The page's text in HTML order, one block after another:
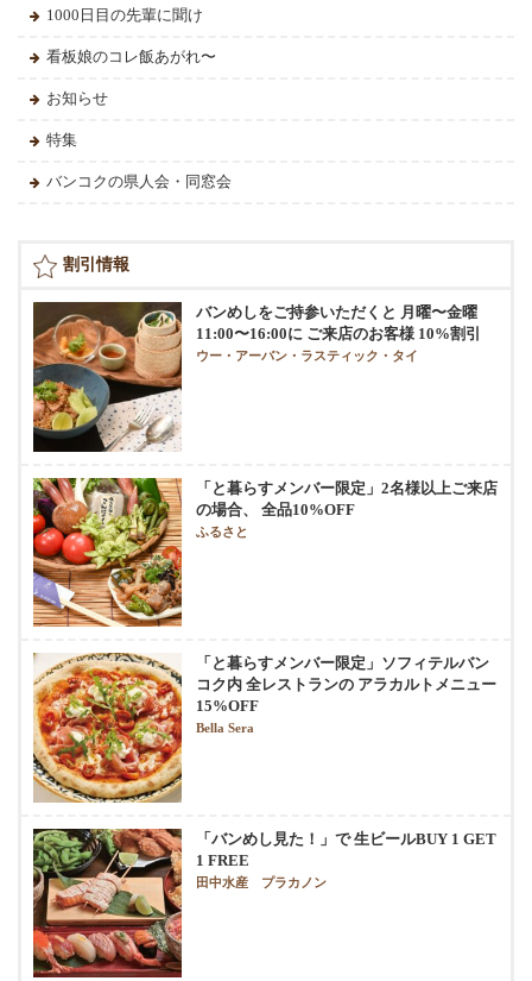
1000日目の先輩に聞け
看板娘のコレ飯あがれ〜
お知らせ
特集
バンコクの県人会・同窓会
割引情報
バンめしをご持参いただくと 月曜〜金曜
11:00〜16:00に ご来店のお客様 10%割引
ウー・アーバン・ラスティック・タイ
「と暮らすメンバー限定」2名様以上ご来店
の場合、 全品10%OFF
ふるさと
「と暮らすメンバー限定」ソフィテルバン
コク内 全レストランの アラカルトメニュー
15%OFF
Bella Sera
「バンめし見た！」で 生ビールBUY 1 GET
1 FREE
田中水産 プラカノン